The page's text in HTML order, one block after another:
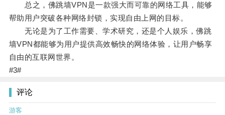
总之，佛跳墙VPN是一款强大而可靠的网络工具，能够
帮助用户突破各种网络封锁，实现自由上网的目标。
无论是为了工作需要、学术研究，还是个人娱乐，佛跳
墙VPN都能够为用户提供高效畅快的网络体验，让用户畅享
自由的互联网世界。
#3#
评论
游客